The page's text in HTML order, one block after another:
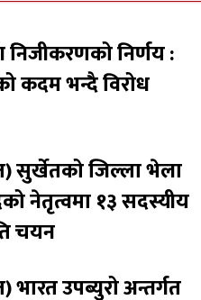
निजीकरणको निर्णय :
कदम भन्दै विरोध
सुर्खेतको जिल्ला भेला
नेतृत्वमा १३ सदस्यीय
चयन
उपब्युरो अन्तर्गत